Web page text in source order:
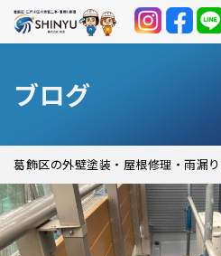
ブログ
葛飾区の外壁塗装・屋根修理・雨漏